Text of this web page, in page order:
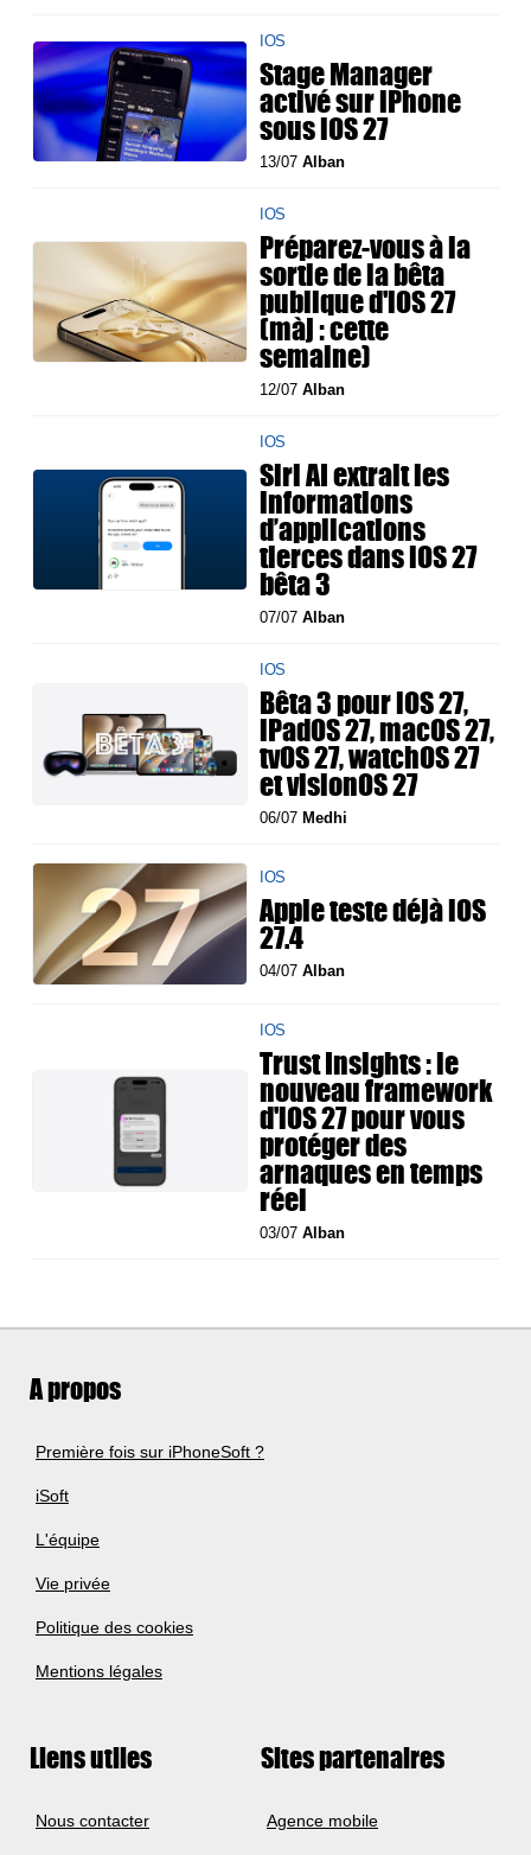
IOS
Stage Manager
activé sur iPhone
sous iOS 27
13/07Alban
IOS
Préparez-vous à la
sortie de la bêta
publique d'iOS 27
(màj : cette
semaine)
12/07Alban
IOS
Siri AI extrait les
informations
d’applications
tierces dans iOS 27
bêta 3
07/07Alban
IOS
Bêta 3 pour iOS 27,
iPadOS 27, macOS 27,
tvOS 27, watchOS 27
et visionOS 27
06/07 Medhi
IOS
Apple teste déjà iOS
27.4
04/07Alban
IOS
Trust Insights : le
nouveau framework
d'iOS 27 pour vous
protéger des
arnaques en temps
réel
03/07Alban
A propos
Première fois sur iPhoneSoft ?
iSoft
L'équipe
Vie privée
Politique des cookies
Mentions légales
Liens utiles
Nous contacter
Sites partenaires
Agence mobile